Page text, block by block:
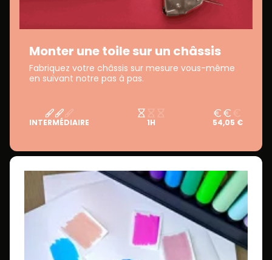
Monter une toile sur un châssis
Fabriquez votre châssis sur mesure vous-même
en suivant notre pas à pas.
INTERMÉDIAIRE 1H 54,05 €